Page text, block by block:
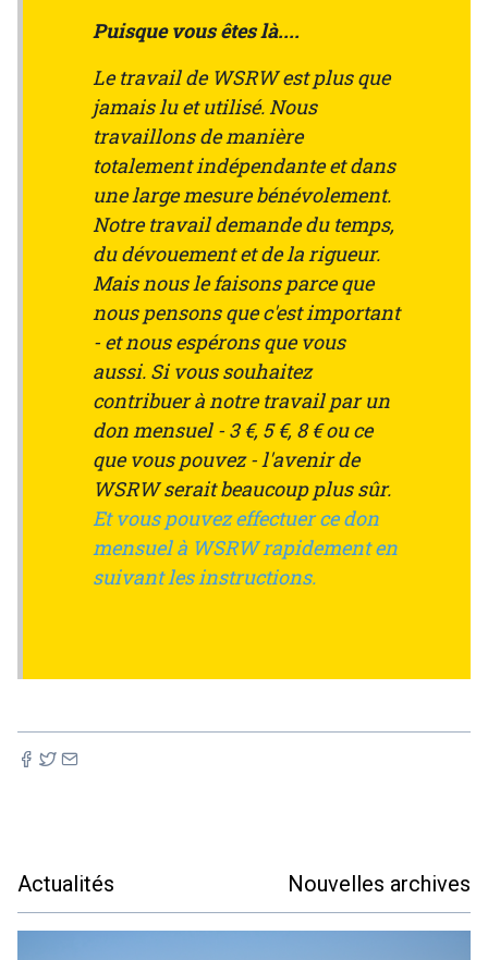
Puisque vous êtes là....
Le travail de WSRW est plus que
jamais lu et utilisé. Nous
travaillons de manière
totalement indépendante et dans
une large mesure bénévolement.
Notre travail demande du temps,
du dévouement et de la rigueur.
Mais nous le faisons parce que
nous pensons que c'est important
- et nous espérons que vous
aussi. Si vous souhaitez
contribuer à notre travail par un
don mensuel - 3 €, 5 €, 8 € ou ce
que vous pouvez - l'avenir de
WSRW serait beaucoup plus sûr.
Et vous pouvez effectuer ce don
mensuel à WSRW rapidement en
suivant les instructions.
Actualités Nouvelles archives